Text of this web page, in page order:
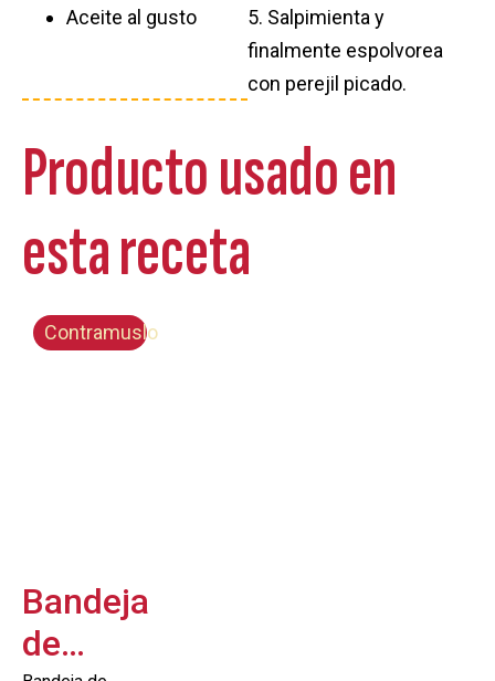
Aceite al gusto
5. Salpimienta y
finalmente espolvorea
con perejil picado.
Producto usado en
esta receta
Contramuslo
Bandeja
de